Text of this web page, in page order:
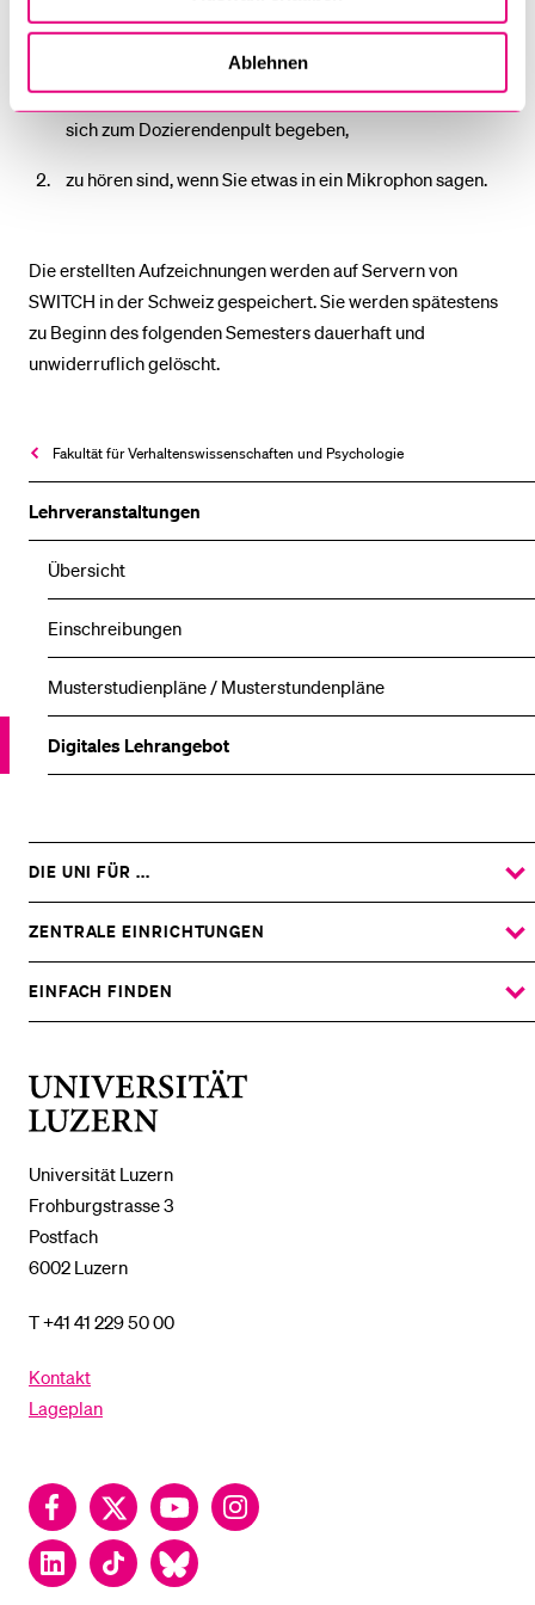
Ablehnen
Fakultät für Verhaltens­­wissen­­schaften und Psychologie
Lehrveranstaltungen
Übersicht
Einschreibungen
Musterstudienpläne / Musterstundenpläne
Digitales Lehrangebot
auf Aufzeichnungen zu sehen sind, wenn Sie sich in den
vordersten drei Reihen des Hörsaals aufhalten oder
sich zum Dozierendenpult begeben,
zu hören sind, wenn Sie etwas in ein Mikrophon sagen.
Die erstellten Aufzeichnungen werden auf Servern von
SWITCH in der Schweiz gespeichert. Sie werden spätestens
zu Beginn des folgenden Semesters dauerhaft und
unwiderruflich gelöscht.
Universität Luzern
Frohburgstrasse 3
Postfach
6002 Luzern
T +41 41 229 50 00
Kontakt
Lageplan
FacebookTwitter YouTubeInstagram
LinkedInTikTok Bluesky
DIE UNI FÜR ...
ZEIGE
DAS
UNTERMENÜ
ZENTRALE EINRICHTUNGEN
ZEIGE
DAS
UNTERMENÜ
EINFACH FINDEN
ZEIGE
DAS